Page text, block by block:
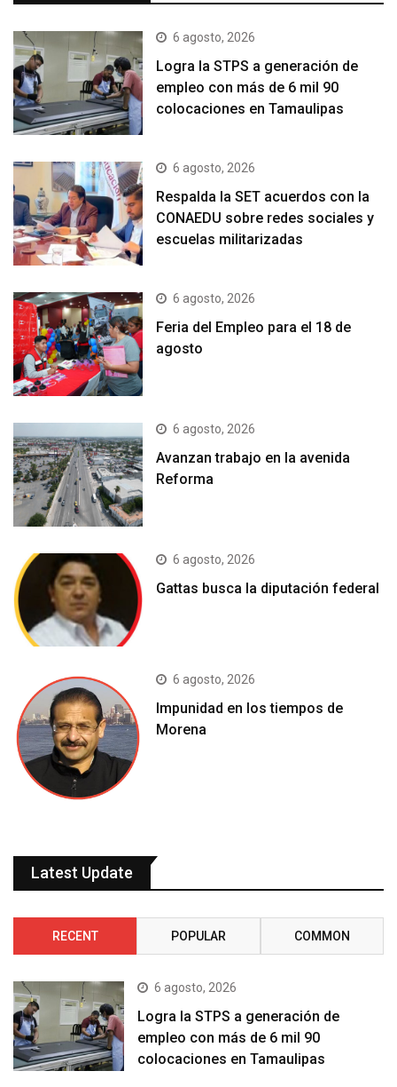
6 agosto, 2026
Logra la STPS a generación de
empleo con más de 6 mil 90
colocaciones en Tamaulipas
6 agosto, 2026
Respalda la SET acuerdos con la
CONAEDU sobre redes sociales y
escuelas militarizadas
6 agosto, 2026
Feria del Empleo para el 18 de
agosto
6 agosto, 2026
Avanzan trabajo en la avenida
Reforma
6 agosto, 2026
Gattas busca la diputación federal
6 agosto, 2026
Impunidad en los tiempos de
Morena
Latest Update
RECENT POPULAR COMMON
6 agosto, 2026
Logra la STPS a generación de
empleo con más de 6 mil 90
colocaciones en Tamaulipas